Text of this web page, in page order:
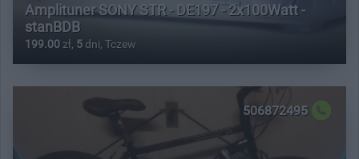
Amplituner SONY STR - DE197 - 2x100Watt -
stanBDB
199.00 zł, 5 dni, Tczew
506872495